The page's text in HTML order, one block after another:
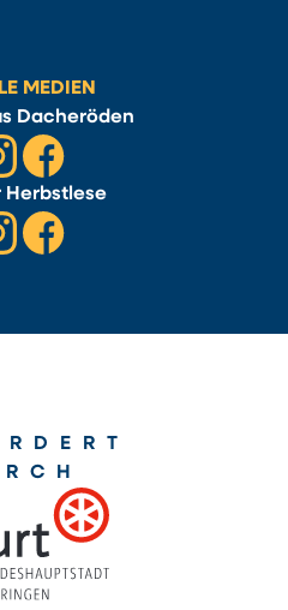
MEDIEN
Dacheröden
Herbstlese